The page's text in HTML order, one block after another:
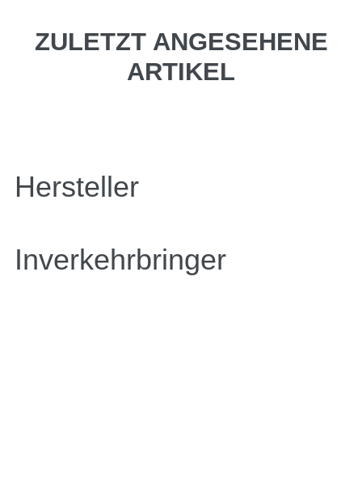
ZULETZT ANGESEHENE
ARTIKEL
Hersteller
Inverkehrbringer